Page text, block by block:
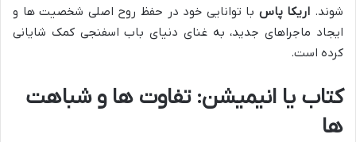
شوند. اریکا پاس با توانایی خود در حفظ روح اصلی شخصیت ها و
ایجاد ماجراهای جدید، به غنای دنیای باب اسفنجی کمک شایانی
کرده است.
کتاب یا انیمیشن: تفاوت ها و شباهت
ها